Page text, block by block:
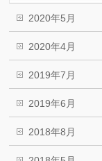
2020年5月
2020年4月
2019年7月
2019年6月
2018年8月